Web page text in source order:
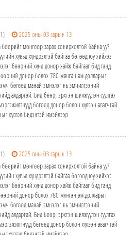
2025 оны 03 сарын 13
мөнгөөр ​​зарах сонирхолтой байна уу?
хувьд хүндрэлтэй байгаа бөгөөд юу хийхээ
бөөрний хүнд донор хайж байгааг бид танд
донор болох 780 мянган ам.долларыг
бөгөөд манай эмнэлэг нь эмчилгээний
алдартай. Бид бөөр, эрхтэн шилжүүлэн суулгах
бөгөөд донор болон хүлээн авагчтай
хүсвэл бидэнтэй имэйлээр
2025 оны 03 сарын 13
мөнгөөр ​​зарах сонирхолтой байна уу?
хувьд хүндрэлтэй байгаа бөгөөд юу хийхээ
бөөрний хүнд донор хайж байгааг бид танд
донор болох 780 мянган ам.долларыг
бөгөөд манай эмнэлэг нь эмчилгээний
алдартай. Бид бөөр, эрхтэн шилжүүлэн суулгах
бөгөөд донор болон хүлээн авагчтай